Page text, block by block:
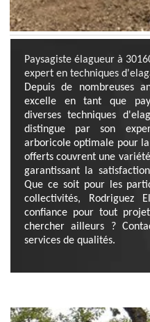
Paysagiste élagueur à
expert en techniques
Depuis de nombreuses
excelle en tant que
diverses techniques
distingue par son
arboricole optimale pour la
offerts couvrent une
garantissant la
Que ce soit pour les
collectivités, Rodriguez
confiance pour tout
chercher ailleurs ?
services de qualités.